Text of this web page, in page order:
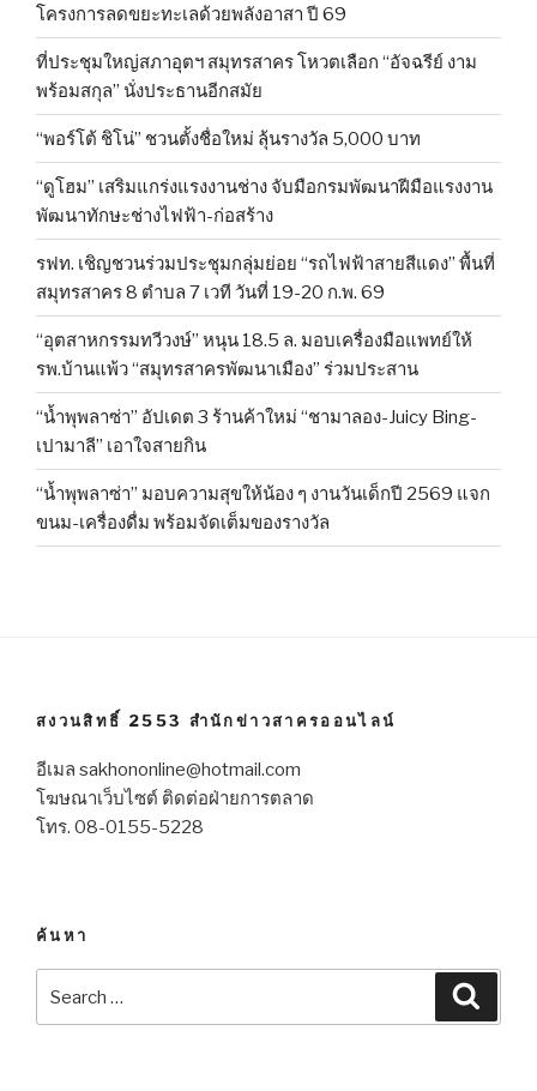
โครงการลดขยะทะเลด้วยพลังอาสา ปี 69
ที่ประชุมใหญ่สภาอุตฯ สมุทรสาคร โหวตเลือก “อัจฉรีย์ งาม
พร้อมสกุล” นั่งประธานอีกสมัย
“พอร์โต้ ชิโน่” ชวนตั้งชื่อใหม่ ลุ้นรางวัล 5,000 บาท
“ดูโฮม” เสริมแกร่งแรงงานช่าง จับมือกรมพัฒนาฝีมือแรงงาน
พัฒนาทักษะช่างไฟฟ้า-ก่อสร้าง
รฟท. เชิญชวนร่วมประชุมกลุ่มย่อย “รถไฟฟ้าสายสีแดง” พื้นที่
สมุทรสาคร 8 ตำบล 7 เวที วันที่ 19-20 ก.พ. 69
“อุตสาหกรรมทวีวงษ์” หนุน 18.5 ล. มอบเครื่องมือแพทย์ให้
รพ.บ้านแพ้ว “สมุทรสาครพัฒนาเมือง” ร่วมประสาน
“น้ำพุพลาซ่า” อัปเดต 3 ร้านค้าใหม่ “ชามาลอง-Juicy Bing-
เปามาลี” เอาใจสายกิน
“น้ำพุพลาซ่า” มอบความสุขให้น้อง ๆ งานวันเด็กปี 2569 แจก
ขนม-เครื่องดื่ม พร้อมจัดเต็มของรางวัล
สงวนสิทธิ์ 2553 สำนักข่าวสาครออนไลน์
อีเมล sakhononline@hotmail.com
โฆษณาเว็บไซต์ ติดต่อฝ่ายการตลาด
โทร. 08-0155-5228
ค้นหา